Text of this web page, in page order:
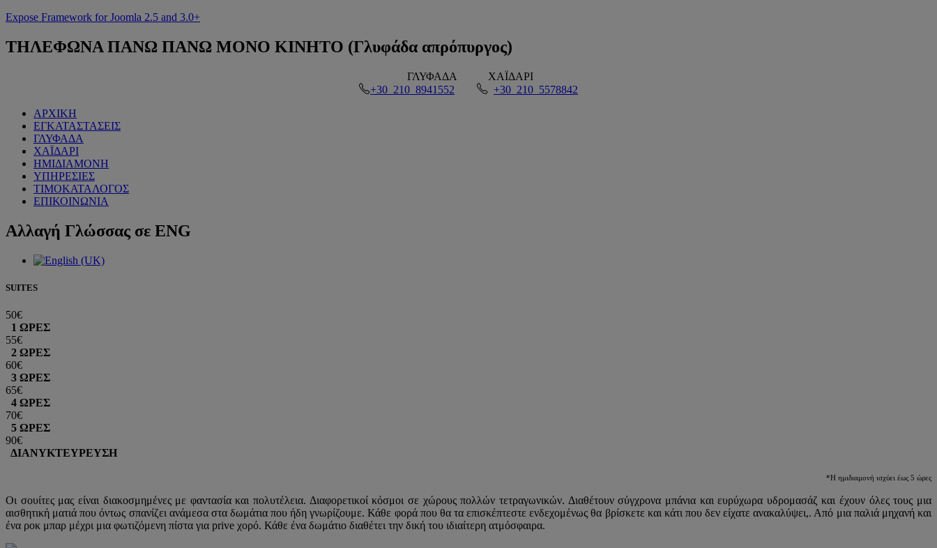
Expose Framework for Joomla 2.5 and 3.0+
ΤΗΛΕΦΩΝΑ ΠΑΝΩ ΠΑΝΩ ΜΟΝΟ ΚΙΝΗΤΟ (Γλυφάδα απρόπυργος)
ΓΛΥΦΑΔΑ ΧΑΪΔΑΡΙ
+30 210 8941552 +30 210 5578842
ΑΡΧΙΚΗ
ΕΓΚΑΤΑΣΤΑΣΕΙΣ
ΓΛΥΦΑΔΑ
ΧΑΪΔΑΡΙ
ΗΜΙΔΙΑΜΟΝΗ
ΥΠΗΡΕΣΙΕΣ
ΤΙΜΟΚΑΤΑΛΟΓΟΣ
ΕΠΙΚΟΙΝΩΝΙΑ
Αλλαγή Γλώσσας σε ENG
SUITES
50€
1 ΩΡΕΣ
55€
2 ΩΡΕΣ
60€
3 ΩΡΕΣ
65€
4 ΩΡΕΣ
70€
5 ΩΡΕΣ
90€
ΔΙΑΝΥΚΤΕΥΡΕΥΣΗ
*H ημιδιαμονή ισχύει έως 5 ώρες
Oι σουίτες μας είναι διακοσμημένες με φαντασία και πολυτέλεια. Διαφορετικοί κόσμοι σε χώρους πολλών τετραγωνικών. Διαθέτουν σύγχρονα μπάνια και ευρύχωρα υδρομασάζ και έχουν όλες τους μια
αισθητική ματιά που όντως σπανίζει ανάμεσα στα δωμάτια που ήδη γνωρίζουμε. Κάθε φορά που θα τα επισκέπτεστε ενδεχομένως θα βρίσκετε και κάτι που δεν είχατε ανακαλύψει,. Από μια παλιά μηχανή και
ένα ροκ μπαρ μέχρι μια φωτιζόμενη πίστα για prive χορό. Κάθε ένα δωμάτιο διαθέτει την δική του ιδιαίτερη ατμόσφαιρα.